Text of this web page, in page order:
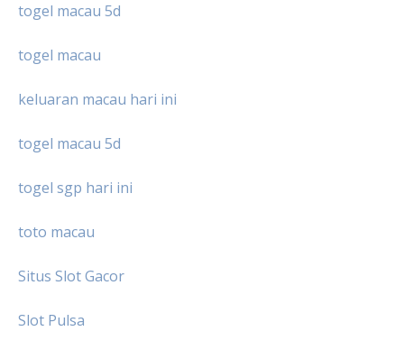
togel macau 5d
togel macau
keluaran macau hari ini
togel macau 5d
togel sgp hari ini
toto macau
Situs Slot Gacor
Slot Pulsa